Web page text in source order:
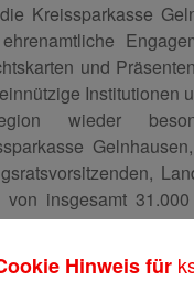
Kreissparkasse
und
Institutionen
wieder
insgesamt
Stiftung der
im Geschäftsgebiet:
Hinweis für